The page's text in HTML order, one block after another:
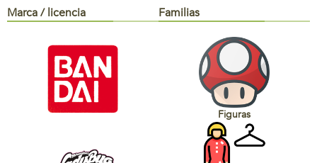
Marca / licencia Familias
Figuras